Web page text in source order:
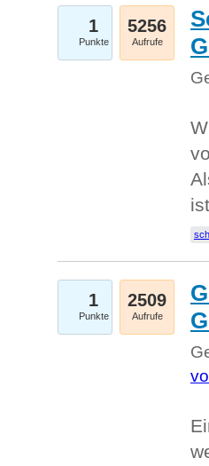
1
Punkte
5256
Aufrufe
1
Punkte
2509
Aufrufe